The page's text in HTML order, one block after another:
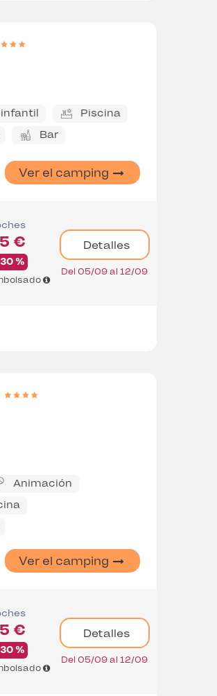
Piscina
Bar
Ver el camping
€
%
Detalles
Del 05/09 al 12/09
Animación
Ver el camping
€
%
Detalles
Del 05/09 al 12/09